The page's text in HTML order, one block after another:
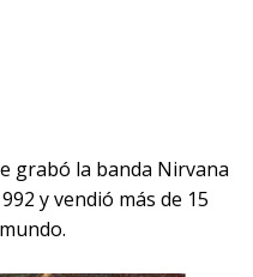
grabó la banda Nirvana
y vendió más de 15